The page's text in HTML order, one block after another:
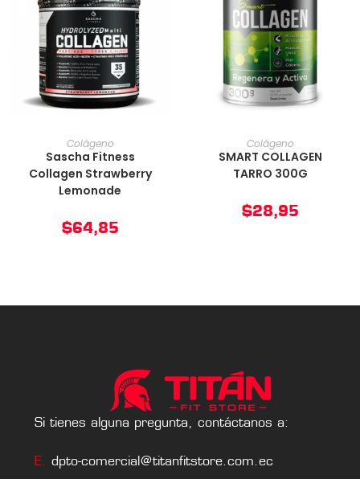
AÑADIR AL CARRITO
Colágeno
Sascha Fitness
Collagen Strawberry
Lemonade
$64,85
AÑADIR AL CARRITO
Colágeno
SMART COLLAGEN
TARRO 300G
$28,95
Si tienes alguna pregunta, contáctanos a:
E. dpto-comercial@titanfitstore.com.ec